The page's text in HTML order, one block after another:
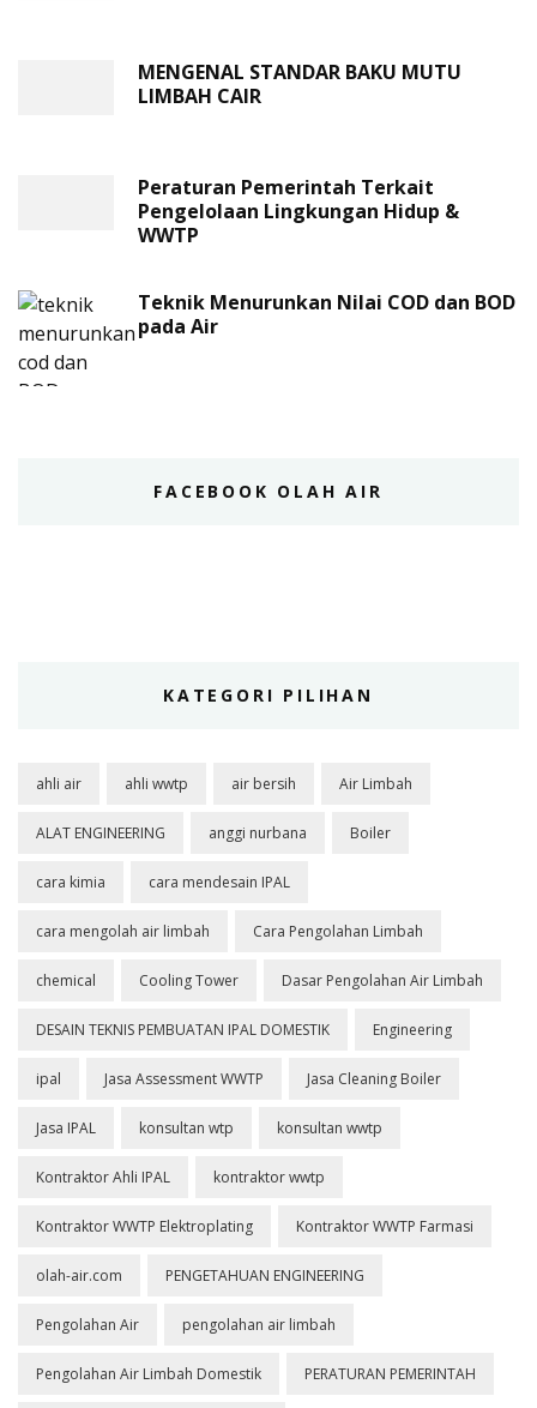
MENGENAL STANDAR BAKU MUTU
LIMBAH CAIR
Peraturan Pemerintah Terkait
Pengelolaan Lingkungan Hidup &
WWTP
Teknik Menurunkan Nilai COD dan BOD
pada Air
FACEBOOK OLAH AIR
KATEGORI PILIHAN
ahli air ahli wwtp air bersih Air Limbah
ALAT ENGINEERING anggi nurbana Boiler
cara kimia cara mendesain IPAL
cara mengolah air limbah Cara Pengolahan Limbah
chemical Cooling Tower Dasar Pengolahan Air Limbah
DESAIN TEKNIS PEMBUATAN IPAL DOMESTIK Engineering
ipal Jasa Assessment WWTP Jasa Cleaning Boiler
Jasa IPAL konsultan wtp konsultan wwtp
Kontraktor Ahli IPAL kontraktor wwtp
Kontraktor WWTP Elektroplating Kontraktor WWTP Farmasi
olah-air.com PENGETAHUAN ENGINEERING
Pengolahan Air pengolahan air limbah
Pengolahan Air Limbah Domestik PERATURAN PEMERINTAH